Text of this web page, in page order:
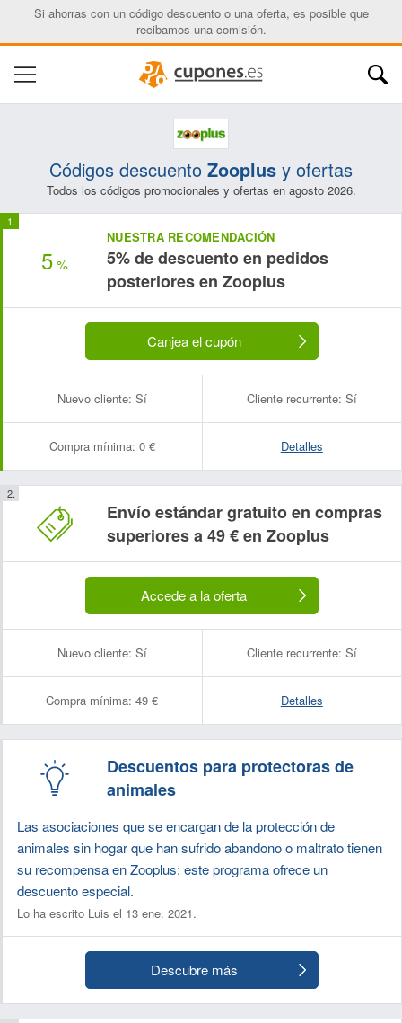
Si ahorras con un código descuento o una oferta, es posible que
recibamos una comisión.
Códigos descuento Zooplus y ofertas
Todos los códigos promocionales y ofertas en agosto 2026.
5%
NUESTRA RECOMENDACIÓN
5% de descuento en pedidos
posteriores en Zooplus
Canjea el cupón
Nuevo cliente: Sí Cliente recurrente: Sí
Compra mínima: 0 € Detalles
Envío estándar gratuito en compras
superiores a 49 € en Zooplus
Accede a la oferta
Nuevo cliente: Sí Cliente recurrente: Sí
Compra mínima: 49 € Detalles
Descuentos para protectoras de
animales
Las asociaciones que se encargan de la protección de
animales sin hogar que han sufrido abandono o maltrato tienen
su recompensa en Zooplus: este programa ofrece un
descuento especial.
Lo ha escrito Luis el 13 ene. 2021.
Descubre más